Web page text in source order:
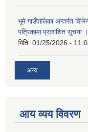
भूमे गाउँपालिका अन्तर्गत
पत्रिकामा प्रकाशित सूचना ।
मिति: 01/25/2026 -
अन्य
आय व्यय विवरण